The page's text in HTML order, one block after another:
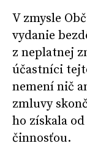
V zmysle
vydanie
z neplatnej
účastníci
nemení nič
zmluvy
ho získala
činnosťou.